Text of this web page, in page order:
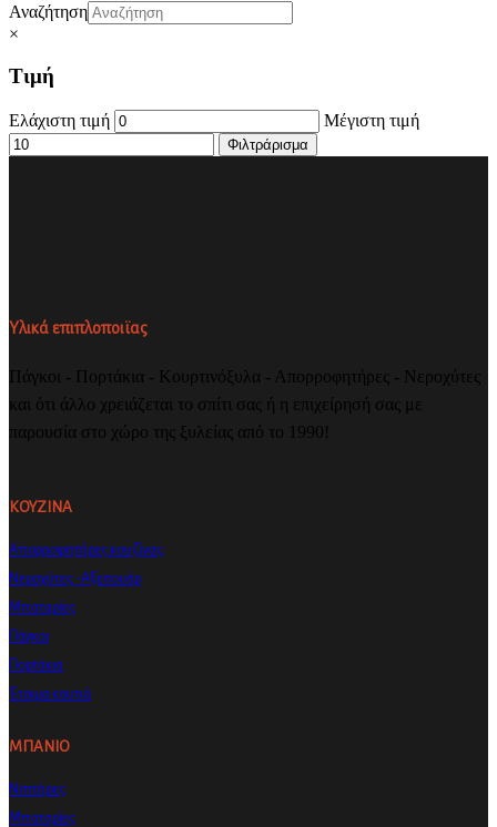
Αναζήτηση
×
Τιμή
Ελάχιστη τιμή Μέγιστη τιμή
Φιλτράρισμα
Υλικά επιπλοποιϊας
Πάγκοι - Πορτάκια - Κουρτινόξυλα - Απορροφητήρες - Νεροχύτες
και ότι άλλο χρειάζεται το σπίτι σας ή η επιχείρησή σας με
παρουσία στο χώρο της ξυλείας από το 1990!
ΚΟΥΖΙΝΑ
Απορροφητήρες κουζίνας
Νεροχύτες -Αξεσουάρ
Μπαταρίες
Πάγκοι
Πορτάκια
Έτοιμα κουτιά
ΜΠΑΝΙΟ
Νιπτήρες
Μπαταρίες